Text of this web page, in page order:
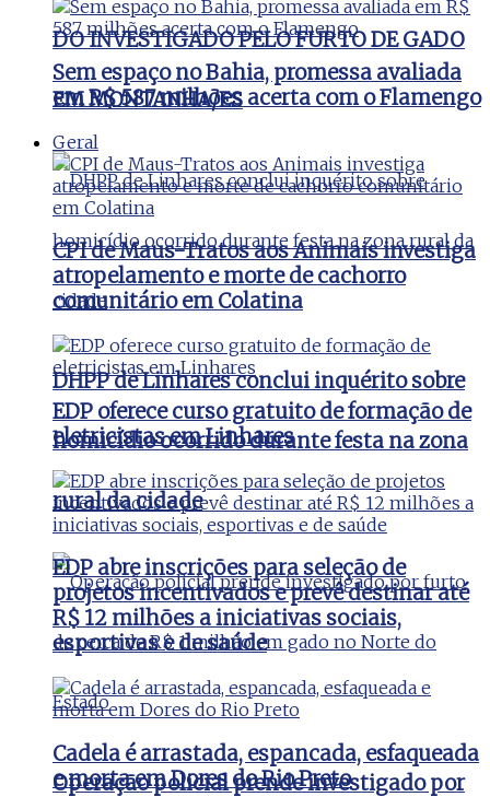
DO INVESTIGADO PELO FURTO DE GADO
EM MONTANHA/ES
DHPP de Linhares conclui inquérito sobre
homicídio ocorrido durante festa na zona
rural da cidade
Operação policial prende investigado por
Sem espaço no Bahia, promessa avaliada
em R$ 587 milhões acerta com o Flamengo
Geral
CPI de Maus-Tratos aos Animais investiga
atropelamento e morte de cachorro
comunitário em Colatina
EDP oferece curso gratuito de formação de
eletricistas em Linhares
EDP abre inscrições para seleção de
projetos incentivados e prevê destinar até
R$ 12 milhões a iniciativas sociais,
esportivas e de saúde
Cadela é arrastada, espancada, esfaqueada
e morta em Dores do Rio Preto